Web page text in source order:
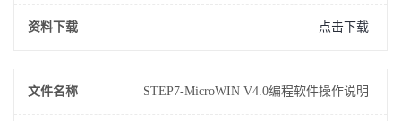
资料下载 点击下载
文件名称 STEP7-MicroWIN V4.0编程软件操作说明